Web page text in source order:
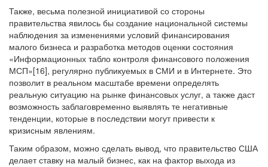
Также, весьма полезной инициативой со стороны
правительства явилось бы создание национальной системы
наблюдения за изменениями условий финансирования
малого бизнеса и разработка методов оценки состояния
«Информационных табло контроля финансового положения
МСП»[16], регулярно публикуемых в СМИ и в Интернете. Это
позволит в реальном масштабе времени определять
реальную ситуацию на рынке финансовых услуг, а также даст
возможность заблаговременно выявлять те негативные
тенденции, которые в последствии могут привести к
кризисным явлениям.
Таким образом, можно сделать вывод, что правительство США
делает ставку на малый бизнес, как на фактор выхода из